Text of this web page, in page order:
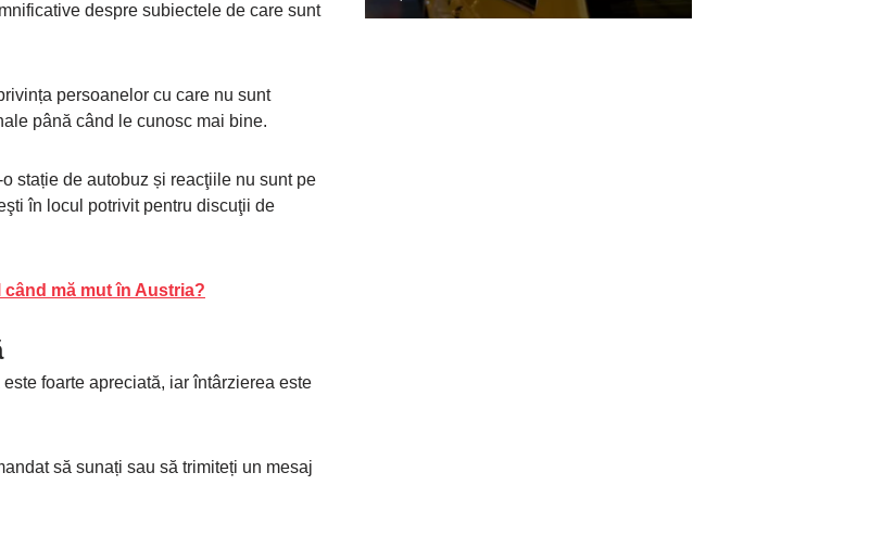
despre subiectele de care sunt
persoanelor cu care nu sunt
până când le cunosc mai bine.
stație de autobuz și reacţiile nu sunt pe
în locul potrivit pentru discuţii de
mă mut în Austria?
foarte apreciată, iar întârzierea este
să sunați sau să trimiteți un mesaj